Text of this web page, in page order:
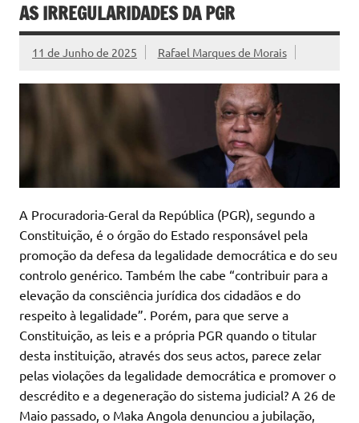
AS IRREGULARIDADES DA PGR
11 de Junho de 2025 Rafael Marques de Morais
A Procuradoria-Geral da República (PGR), segundo a
Constituição, é o órgão do Estado responsável pela
promoção da defesa da legalidade democrática e do seu
controlo genérico. Também lhe cabe “contribuir para a
elevação da consciência jurídica dos cidadãos e do
respeito à legalidade”. Porém, para que serve a
Constituição, as leis e a própria PGR quando o titular
desta instituição, através dos seus actos, parece zelar
pelas violações da legalidade democrática e promover o
descrédito e a degeneração do sistema judicial? A 26 de
Maio passado, o Maka Angola denunciou a jubilação,